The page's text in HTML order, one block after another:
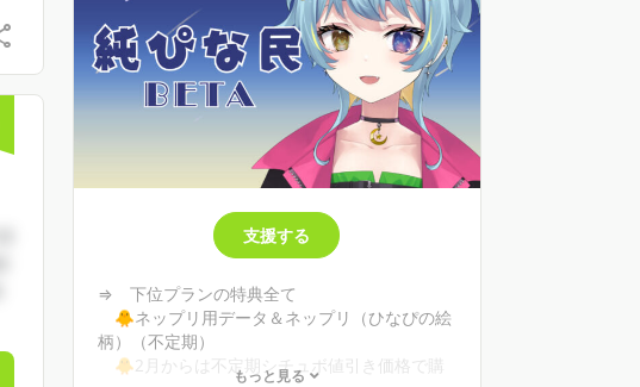
支援する
⇒ 下位プランの特典全て
🐥ネップリ用データ＆ネップリ（ひなぴの絵
柄）（不定期）
🐥2月からは不定期シチュボ値引き価格で購
もっと見る